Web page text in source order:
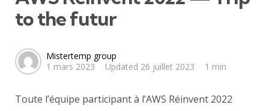
to the futur
Posted
by
Mistertemp group
1 mars 2023
Updated 26 juillet 2023 1 min
Toute l’équipe participant à l’AWS Réinvent 2022